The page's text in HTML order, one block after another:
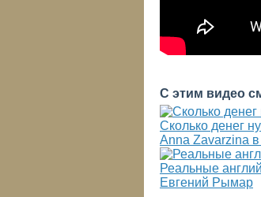
С этим видео
Сколько денег
Anna Zavarzina
Реальные
Евгений Рымар